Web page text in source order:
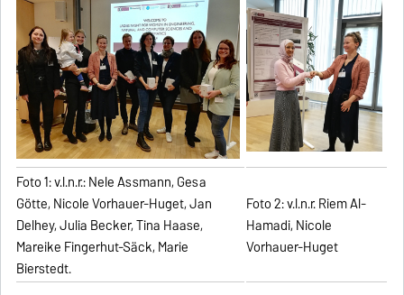
Foto 1: v.l.n.r.: Nele Assmann, Gesa
Götte, Nicole Vorhauer-Huget, Jan
Delhey, Julia Becker, Tina Haase,
Mareike Fingerhut-Säck, Marie
Bierstedt.
Foto 2: v.l.n.r. Riem Al-
Hamadi, Nicole
Vorhauer-Huget